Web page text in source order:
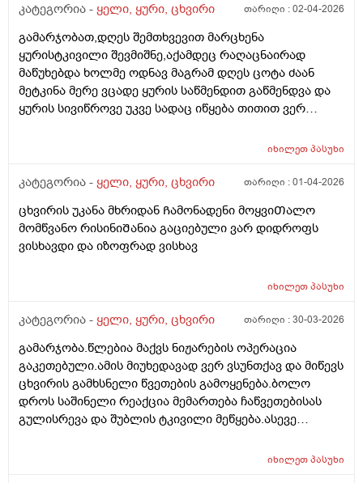
კატეგორია - ყელი, ყური, ცხვირი თარიღი :02-04-2026
გამარჯობათ,დღეს შემთხვევით მარცხენა
ყურისტკივილი შევმიშნე,აქამდეც რაღაცნაირად
მაწუხებდა ხოლმე ოდნავ მაგრამ დღეს ცოტა ძაან
მეტკინა მერე ვცადე ყურის საწმენდით გაწმენდვა და
ყურის სივიწროვე უკვე სადაც იწყება თითით ვერ
მტკივა,საწმენს ყვითელი ფერის ნადები მოყვებოდა
მაქვს,არც გამონადენი მაქვს,აქ წავიკითხე რაღაც და
ტკივილიო,არვიცი უეცრად ამრკივდა თუ აქამდეც
მტკიოდა,მაგრამ საწმენდის შეხევისას ძაან
მეტკინა,ცოტა ვიწვალე და გაღიზიანდა,მაქვს
წვეთი,თითოქს მიკლო მაგრამ ნერწყვის ყლაპვისას
შეხებისას გარედან არ მტკივა,ვაბრალებ
გაციებას,დილით ტანი დავიბანე და მერე რამოდენიმე
დღე მოვყევი სიცივეში,ვგრძნობდი რომ თავი
მიცივდებოდა,მოკლედ ექიმთან ვერ მივდივარ
ჯერჯერობით სამსახურის გამო და თუ არ მოიმატა
ტკივილმა როგორ შეიძლევა რო მოვიქცე ტას
მირჩევთ?
იხილეთპასუხი
კატეგორია - ყელი, ყური, ცხვირი თარიღი :01-04-2026
ცხვირის უკანა მხრიდან Ჩამონადენი მოყვიᲗალო
მომწვანო რისინიᲨანია გაციებული ვარ დიდროფს
ვისხავდი და იზოფრად ვისხავ
იხილეთპასუხი
კატეგორია - ყელი, ყური, ცხვირი თარიღი :30-03-2026
გამარჯობა.წლებია მაქვს ნიჟარების ოპერაცია
გაკეთებული.ამის მიუხედავად ვერ ვსუნთქავ და მიწევს
ცხვირის გამხსნელი წვეთების გამოყენება.ბოლო
დროს საშინელი რეაქცია მემართება ჩაწვეთებისას
გულისრევა და შუბლის ტკივილი მეწყება.ასევე
ანტიბიოტიკი მჭირდება.ეს სავარაუდოდ ცხვირის
იხილეთპასუხი